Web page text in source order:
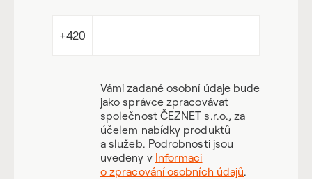
+420
Vámi zadané osobní údaje bude
jako správce zpracovávat
společnost ČEZNET s.r.o., za
účelem nabídky produktů
a služeb. Podrobnosti jsou
uvedeny v Informaci
o zpracování osobních údajů.